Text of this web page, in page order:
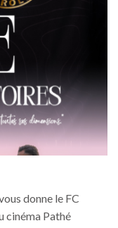
donne le FC
cinéma Pathé